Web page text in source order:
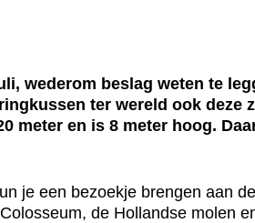
wederom beslag weten te
ter wereld ook deze
meter en is 8 meter hoog.
je een bezoekje brengen aan
de Hollandse molen